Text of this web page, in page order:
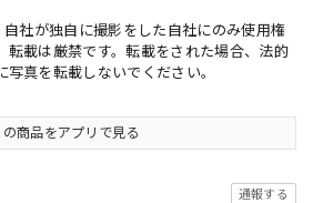
自社が独自に撮影をした自社にのみ使用権
転載は厳禁です。転載をされた場合、法的
真を転載しないでください。
の商品をアプリで見る
通報する